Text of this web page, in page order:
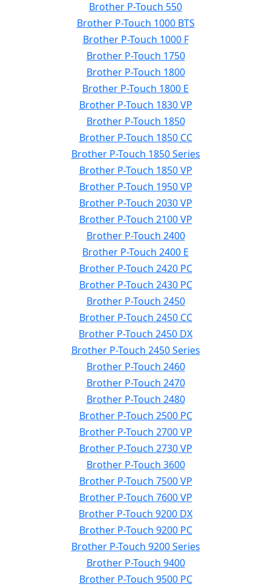
Brother P-Touch 550
Brother P-Touch 1000 BTS
Brother P-Touch 1000 F
Brother P-Touch 1750
Brother P-Touch 1800
Brother P-Touch 1800 E
Brother P-Touch 1830 VP
Brother P-Touch 1850
Brother P-Touch 1850 CC
Brother P-Touch 1850 Series
Brother P-Touch 1850 VP
Brother P-Touch 1950 VP
Brother P-Touch 2030 VP
Brother P-Touch 2100 VP
Brother P-Touch 2400
Brother P-Touch 2400 E
Brother P-Touch 2420 PC
Brother P-Touch 2430 PC
Brother P-Touch 2450
Brother P-Touch 2450 CC
Brother P-Touch 2450 DX
Brother P-Touch 2450 Series
Brother P-Touch 2460
Brother P-Touch 2470
Brother P-Touch 2480
Brother P-Touch 2500 PC
Brother P-Touch 2700 VP
Brother P-Touch 2730 VP
Brother P-Touch 3600
Brother P-Touch 7500 VP
Brother P-Touch 7600 VP
Brother P-Touch 9200 DX
Brother P-Touch 9200 PC
Brother P-Touch 9200 Series
Brother P-Touch 9400
Brother P-Touch 9500 PC